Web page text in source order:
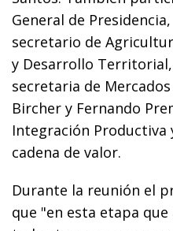
General de
secretario de
y Desarrollo
secretaria de
Bircher y Fernando
Integración Productiva
cadena de valor.
Durante la reunión el
que "en esta etapa